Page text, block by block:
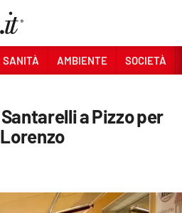
SANITÀ AMBIENTE SOCIETÀ
a Pizzo per